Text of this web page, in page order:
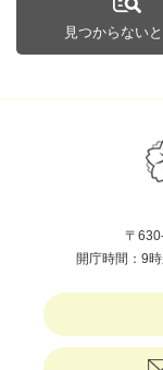
見つからない
〒
開庁時間：9